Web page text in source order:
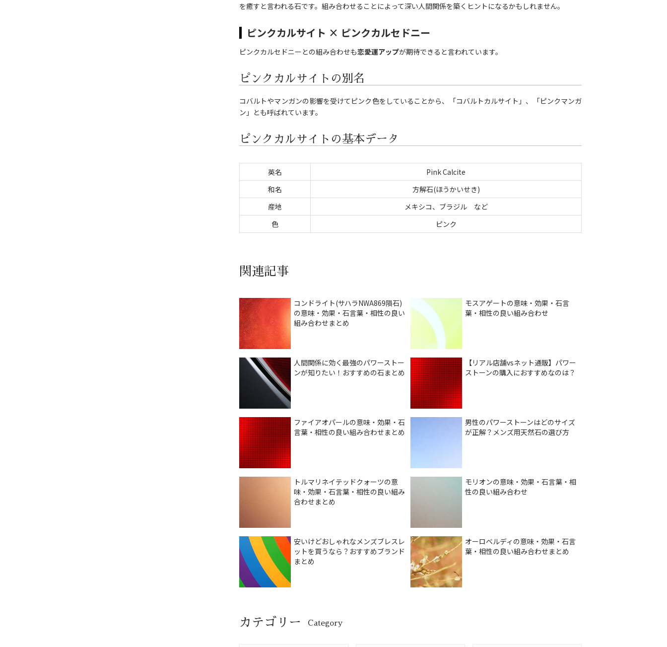
を癒すと言われる石です。組み合わせることによって深い人間関係を築くヒントになるかもしれません。
ピンクカルサイト × ピンクカルセドニー
ピンクカルセドニーとの組み合わせも恋愛運アップが期待できると言われています。
ピンクカルサイトの別名
コバルトやマンガンの影響を受けてピンク色をしていることから、「コバルトカルサイト」、「ピンクマンガ
ン」とも呼ばれています。
ピンクカルサイトの基本データ
英名
Pink Calcite
和名
方解石(ほうかいせき)
産地
メキシコ、ブラジル など
色
ピンク
関連記事
コンドライト(サハラNWA869隕石)
の意味・効果・石言葉・相性の良い
組み合わせまとめ
モスアゲートの意味・効果・石言
葉・相性の良い組み合わせ
人間関係に効く最強のパワーストー
ンが知りたい！おすすめの石まとめ
【リアル店舗vsネット通販】パワー
ストーンの購入におすすめなのは？
ファイアオパールの意味・効果・石
言葉・相性の良い組み合わせまとめ
男性のパワーストーンはどのサイズ
が正解？メンズ用天然石の選び方
トルマリネイテッドクォーツの意
味・効果・石言葉・相性の良い組み
合わせまとめ
モリオンの意味・効果・石言葉・相
性の良い組み合わせ
安いけどおしゃれなメンズブレスレ
ットを買うなら？おすすめブランド
まとめ
オーロベルディの意味・効果・石言
葉・相性の良い組み合わせまとめ
カテゴリー Category